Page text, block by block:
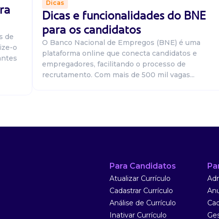
novas
operadora de
Ensino
equipe!
de
o
Dicas
Dicas e funcionalidades do BNE
para os candidatos
O Banco Nacional de Empregos (BNE) é uma
plataforma online que conecta candidatos e
empregadores, facilitando o processo de
recrutamento. Com mais de 500 mil vagas...
Para Candidatos
Atualizar Currículo
Cadastrar Currículo
Análise de Currículo
Inativar Currículo